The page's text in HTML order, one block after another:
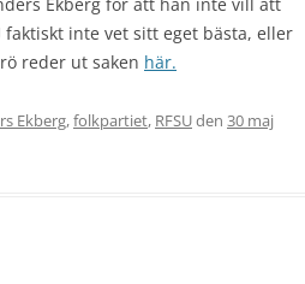
faktiskt inte vet sitt eget bästa, eller
reder ut saken här.
Ekberg,folkpartiet, RFSUden 30 maj